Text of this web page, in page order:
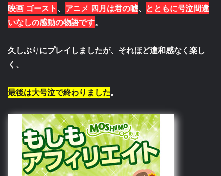
映画 ゴースト、 アニメ 四月は君の嘘、 とともに号泣間違
いなしの感動の物語です。
久しぶりにプレイしましたが、それほど違和感なく楽し
く、
最後は大号泣で終わりました。